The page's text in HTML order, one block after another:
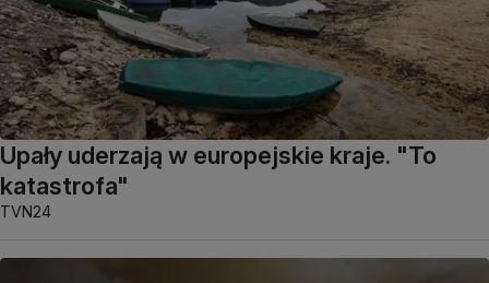
Upały uderzają w europejskie kraje. "To
katastrofa"
TVN24